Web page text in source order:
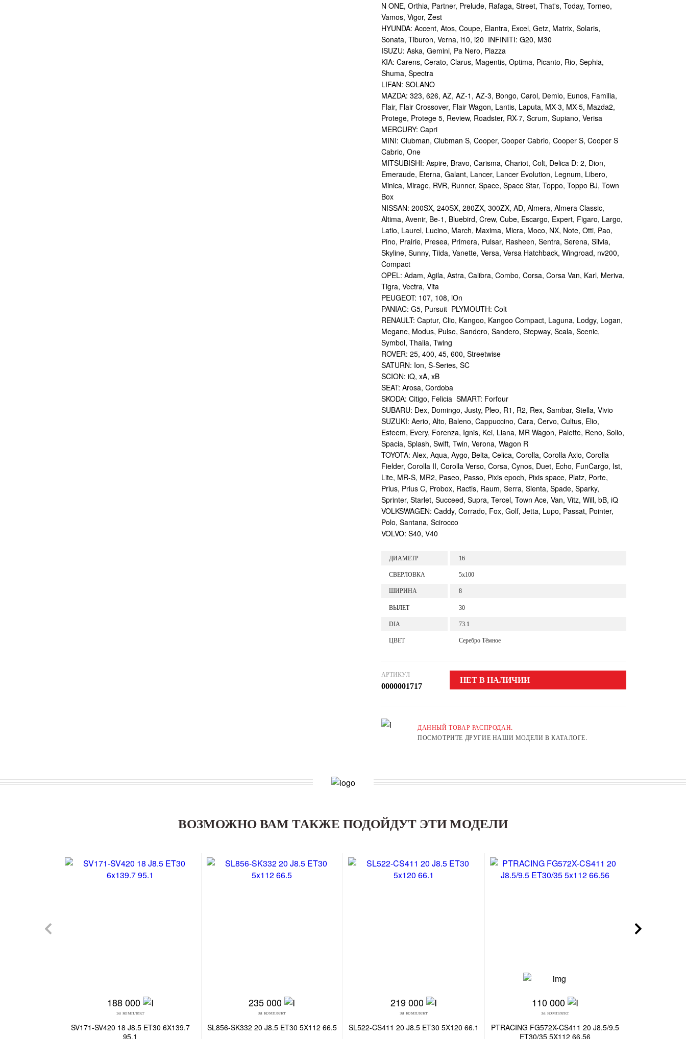
N ONE, Orthia, Partner, Prelude, Rafaga, Street, That's, Today, Torneo,
Vamos, Vigor, Zest
HYUNDA: Accent, Atos, Coupe, Elantra, Excel, Getz, Matrix, Solaris,
Sonata, Tiburon, Verna, i10, i20 INFINITI: G20, M30
ISUZU: Aska, Gemini, Pa Nero, Piazza
KIA: Carens, Cerato, Clarus, Magentis, Optima, Picanto, Rio, Sephia,
Shuma, Spectra
LIFAN: SOLANO
MAZDA: 323, 626, AZ, AZ-1, AZ-3, Bongo, Carol, Demio, Eunos, Familia,
Flair, Flair Crossover, Flair Wagon, Lantis, Laputa, MX-3, MX-5, Mazda2,
Protege, Protege 5, Review, Roadster, RX-7, Scrum, Supiano, Verisa
MERCURY: Capri
MINI: Clubman, Clubman S, Cooper, Cooper Cabrio, Cooper S, Cooper S
Cabrio, One
MITSUBISHI: Aspire, Bravo, Carisma, Chariot, Colt, Delica D: 2, Dion,
Emeraude, Eterna, Galant, Lancer, Lancer Evolution, Legnum, Libero,
Minica, Mirage, RVR, Runner, Space, Space Star, Toppo, Toppo BJ, Town
Box
NISSAN: 200SX, 240SX, 280ZX, 300ZX, AD, Almera, Almera Classic,
Altima, Avenir, Be-1, Bluebird, Crew, Cube, Escargo, Expert, Figaro, Largo,
Latio, Laurel, Lucino, March, Maxima, Micra, Moco, NX, Note, Otti, Pao,
Pino, Prairie, Presea, Primera, Pulsar, Rasheen, Sentra, Serena, Silvia,
Skyline, Sunny, Tiida, Vanette, Versa, Versa Hatchback, Wingroad, nv200,
Compact
OPEL: Adam, Agila, Astra, Calibra, Combo, Corsa, Corsa Van, Karl, Meriva,
Tigra, Vectra, Vita
PEUGEOT: 107, 108, iOn
PANIAC: G5, Pursuit PLYMOUTH: Colt
RENAULT: Captur, Clio, Kangoo, Kangoo Compact, Laguna, Lodgy, Logan,
Megane, Modus, Pulse, Sandero, Sandero, Stepway, Scala, Scenic,
Symbol, Thalia, Twing
ROVER: 25, 400, 45, 600, Streetwise
SATURN: Ion, S-Series, SC
SCION: iQ, xA, xB
SEAT: Arosa, Cordoba
SKODA: Citigo, Felicia SMART: Forfour
SUBARU: Dex, Domingo, Justy, Pleo, R1, R2, Rex, Sambar, Stella, Vivio
SUZUKI: Aerio, Alto, Baleno, Cappuccino, Cara, Cervo, Cultus, Elio,
Esteem, Every, Forenza, Ignis, Kei, Liana, MR Wagon, Palette, Reno, Solio,
Spacia, Splash, Swift, Twin, Verona, Wagon R
TOYOTA: Alex, Aqua, Aygo, Belta, Celica, Corolla, Corolla Axio, Corolla
Fielder, Corolla II, Corolla Verso, Corsa, Cynos, Duet, Echo, FunCargo, Ist,
Lite, MR-S, MR2, Paseo, Passo, Pixis epoch, Pixis space, Platz, Porte,
Prius, Prius C, Probox, Ractis, Raum, Serra, Sienta, Spade, Sparky,
Sprinter, Starlet, Succeed, Supra, Tercel, Town Ace, Van, Vitz, Will, bB, iQ
VOLKSWAGEN: Caddy, Corrado, Fox, Golf, Jetta, Lupo, Passat, Pointer,
Polo, Santana, Scirocco
VOLVO: S40, V40
ДИАМЕТР 16
СВЕРЛОВКА 5x100
ШИРИНА 8
ВЫЛЕТ 30
DIA 73.1
ЦВЕТ Серебро Тёмное
АРТИКУЛ
0000001717
НЕТ В НАЛИЧИИ
ДАННЫЙ ТОВАР РАСПРОДАН.
ПОСМОТРИТЕ ДРУГИЕ НАШИ МОДЕЛИ В КАТАЛОГЕ.
ВОЗМОЖНО ВАМ ТАКЖЕ ПОДОЙДУТ ЭТИ МОДЕЛИ
188 000
за комплект
SV171-SV420 18 J8.5 ET30 6X139.7
95.1
235 000
за комплект
SL856-SK332 20 J8.5 ET30 5X112 66.5
219 000
за комплект
SL522-CS411 20 J8.5 ET30 5X120 66.1
110 000
за комплект
PTRACING FG572X-CS411 20 J8.5/9.5
ET30/35 5X112 66.56